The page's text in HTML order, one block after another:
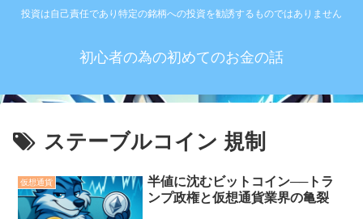
投資は自己責任であり特定の銘柄への投資を勧誘するものではありません
初心者の為の初めてのお金の話
ステーブルコイン 規制
仮想通貨
半値に沈むビットコイン──トラ
ンプ政権と仮想通貨業界の亀裂